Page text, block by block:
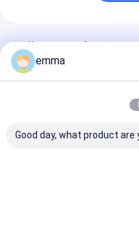
推薦されたプロダクト
emma
Good day, what product are